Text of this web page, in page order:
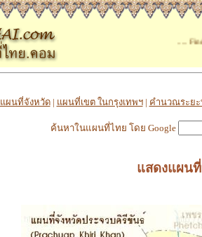
..... Find
แผนที่จังหวัด| แผนที่เขต ในกรุงเทพฯ| คำนวณระยะ
ค้นหาในแผนที่ไทย โดย Google
แสดงแผน